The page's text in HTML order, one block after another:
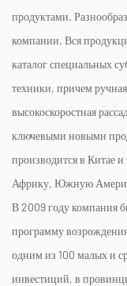
продуктами.
компании. Вся
каталог специальных
техники, причем
высокоскоростная
ключевыми новыми
производится в Китае
Африку, Южную
В 2009 году компания
программу
одним из 100 малых и
инвестиций, в